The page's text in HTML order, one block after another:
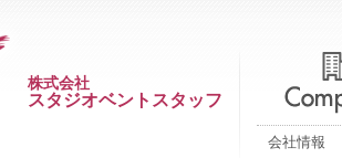
株式会社
スタジオベントスタッフ
会社情報